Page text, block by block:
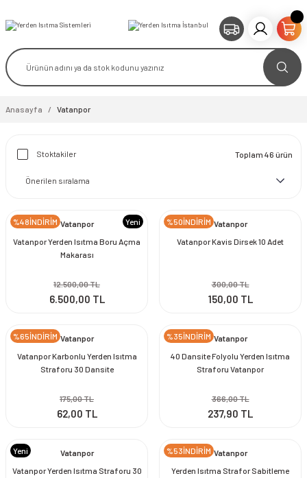
Anasayfa Vatanpor
Stoktakiler Toplam 46 ürün
%48İNDİRİM Yeni
Vatanpor
Vatanpor Yerden Isıtma Boru Açma
Makarası
12.500,00 TL
6.500,00 TL
%50İNDİRİM Vatanpor
Vatanpor Kavis Dirsek 10 Adet
300,00 TL
150,00 TL
%65İNDİRİM Vatanpor
Vatanpor Karbonlu Yerden Isıtma
Straforu 30 Dansite
175,00 TL
62,00 TL
%35İNDİRİM Vatanpor
40 Dansite Folyolu Yerden Isıtma
Straforu Vatanpor
366,00 TL
237,90 TL
Yeni
Vatanpor
Vatanpor Yerden Isıtma Straforu 30
%53İNDİRİM Vatanpor
Yerden Isıtma Strafor Sabitleme